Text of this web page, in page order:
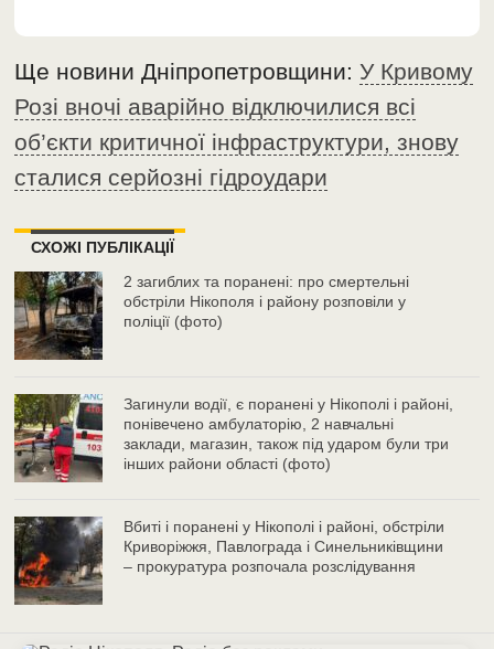
Ще новини Дніпропетровщини:У Кривому
Розі вночі аварійно відключилися всі
об’єкти критичної інфраструктури, знову
сталися серйозні гідроудари
СХОЖІ ПУБЛІКАЦІЇ
2 загиблих та поранені: про смертельні
обстріли Нікополя і району розповіли у
поліції (фото)
Загинули водії, є поранені у Нікополі і районі,
понівечено амбулаторію, 2 навчальні
заклади, магазин, також під ударом були три
інших райони області (фото)
Вбиті і поранені у Нікополі і районі, обстріли
Криворіжжя, Павлограда і Синельниківщини
– прокуратура розпочала розслідування